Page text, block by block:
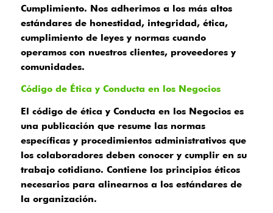
Cumplimiento. Nos adherimos a los más altos
estándares de honestidad, integridad, ética,
cumplimiento de leyes y normas cuando
operamos con nuestros clientes, proveedores y
comunidades.
Código de Ética y Conducta en los Negocios
El código de ética y Conducta en los Negocios es
una publicación que resume las normas
específicas y procedimientos administrativos que
los colaboradores deben conocer y cumplir en su
trabajo cotidiano. Contiene los principios éticos
necesarios para alinearnos a los estándares de
la organización.